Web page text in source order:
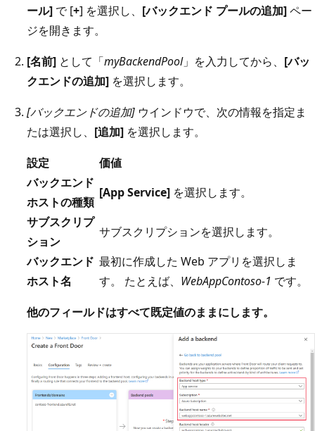
ール] で [+] を選択し、 [バックエンド プールの追加]ペー
ジを開きます。
[名前] として「myBackendPool」を入力してから、 [バッ
クエンドの追加] を選択します。
[バックエンドの追加] ウインドウで、次の情報を指定ま
たは選択し、 [追加] を選択します。
設定
価値
バックエンド
ホストの種類
[App Service] を選択します。
サブスクリプ
ション
サブスクリプションを選択します。
バックエンド
ホスト名
最初に作成した Web アプリを選択しま
す。 たとえば、 WebAppContoso-1 です。
他のフィールドはすべて既定値のままにします。